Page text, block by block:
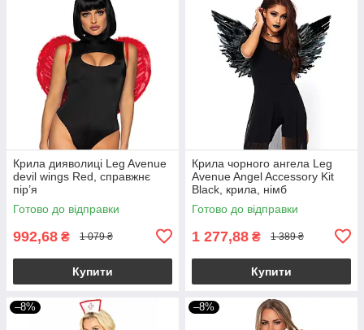
Крила дияволиці Leg Avenue
devil wings Red, справжнє
пір’я
Готово до відправки
992,68 ₴ 1 079 ₴
Купити
Крила чорного ангела Leg
Avenue Angel Accessory Kit
Black, крила, німб
Готово до відправки
1 277,88 ₴ 1 389 ₴
Купити
–8% –8%